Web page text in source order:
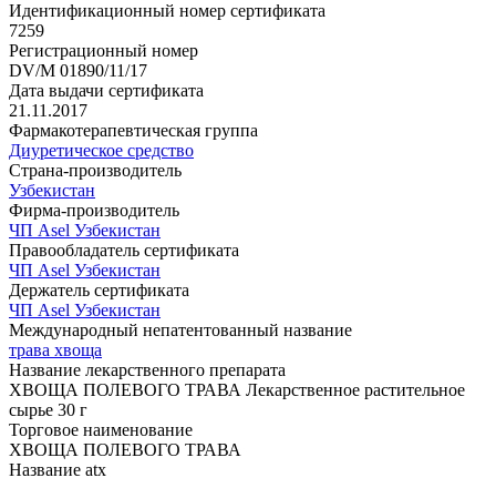
Идентификационный номер сертификата
7259
Регистрационный номер
DV/M 01890/11/17
Дата выдачи сертификата
21.11.2017
Фармакотерапевтическая группа
Диуретическое средство
Страна-производитель
Узбекистан
Фирма-производитель
ЧП Asel Узбекистан
Правообладатель сертификата
ЧП Asel Узбекистан
Держатель сертификата
ЧП Asel Узбекистан
Международный непатентованный название
трава хвоща
Название лекарственного препарата
ХВОЩА ПОЛЕВОГО ТРАВА Лекарственное растительное
сырье 30 г
Торговое наименование
ХВОЩА ПОЛЕВОГО ТРАВА
Название atx